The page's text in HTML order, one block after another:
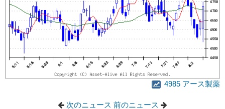
4985 アース製薬
次のニュース 前のニュース